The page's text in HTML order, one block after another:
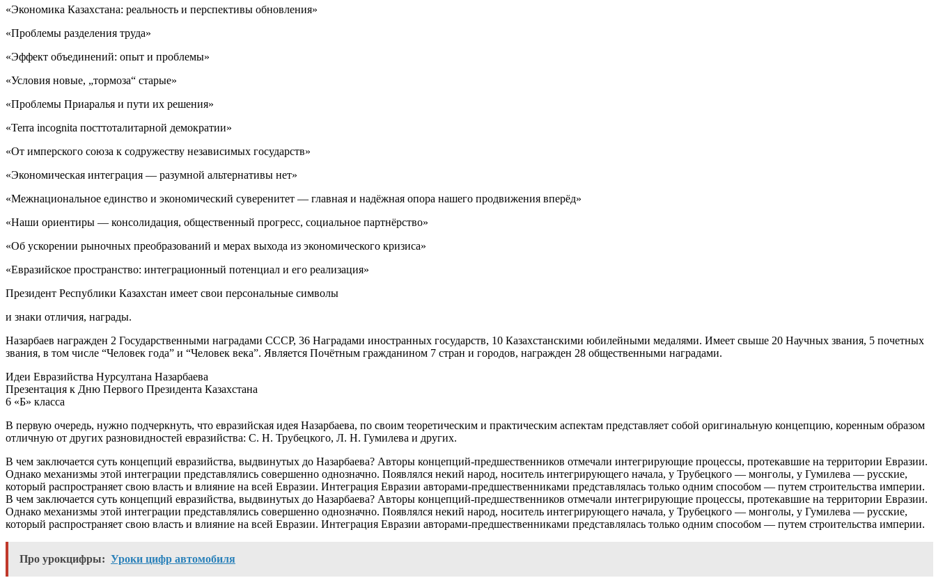
«Экономика Казахстана: реальность и перспективы обновления»
«Проблемы разделения труда»
«Эффект объединений: опыт и проблемы»
«Условия новые, „тормоза“ старые»
«Проблемы Приаралья и пути их решения»
«Terra incognita посттоталитарной демократии»
«От имперского союза к содружеству независимых государств»
«Экономическая интеграция — разумной альтернативы нет»
«Межнациональное единство и экономический суверенитет — главная и надёжная опора нашего продвижения вперёд»
«Наши ориентиры — консолидация, общественный прогресс, социальное партнёрство»
«Об ускорении рыночных преобразований и мерах выхода из экономического кризиса»
«Евразийское пространство: интеграционный потенциал и его реализация»
Президент Республики Казахстан имеет свои персональные символы
и знаки отличия, награды.
Назарбаев награжден 2 Государственными наградами СССР, 36 Наградами иностранных государств, 10 Казахстанскими юбилейными медалями. Имеет свыше 20 Научных звания, 5 почетных
звания, в том числе “Человек года” и “Человек века”. Является Почётным гражданином 7 стран и городов, награжден 28 общественными наградами.
Идеи Евразийства Нурсултана Назарбаева
Презентация к Дню Первого Президента Казахстана
6 «Б» класса
В первую очередь, нужно подчеркнуть, что евразийская идея Назарбаева, по своим теоретическим и практическим аспектам представляет собой оригинальную концепцию, коренным образом
отличную от других разновидностей евразийства: С. Н. Трубецкого, Л. Н. Гумилева и других.
В чем заключается суть концепций евразийства, выдвинутых до Назарбаева? Авторы концепций-предшественников отмечали интегрирующие процессы, протекавшие на территории Евразии.
Однако механизмы этой интеграции представлялись совершенно однозначно. Появлялся некий народ, носитель интегрирующего начала, у Трубецкого — монголы, у Гумилева — русские,
который распространяет свою власть и влияние на всей Евразии. Интеграция Евразии авторами-предшественниками представлялась только одним способом — путем строительства империи.
В чем заключается суть концепций евразийства, выдвинутых до Назарбаева? Авторы концепций-предшественников отмечали интегрирующие процессы, протекавшие на территории Евразии.
Однако механизмы этой интеграции представлялись совершенно однозначно. Появлялся некий народ, носитель интегрирующего начала, у Трубецкого — монголы, у Гумилева — русские,
который распространяет свою власть и влияние на всей Евразии. Интеграция Евразии авторами-предшественниками представлялась только одним способом — путем строительства империи.
Про урокцифры: Уроки цифр автомобиля